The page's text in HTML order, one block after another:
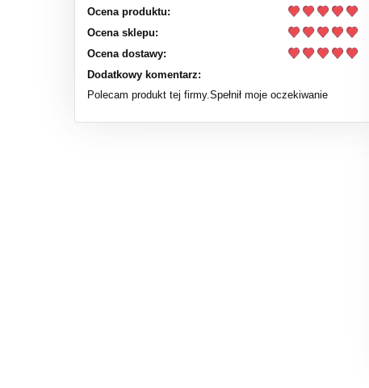
Ocena produktu:
Ocena sklepu:
Ocena dostawy:
Dodatkowy komentarz:
Polecam produkt tej firmy.Spełnił moje oczekiwanie